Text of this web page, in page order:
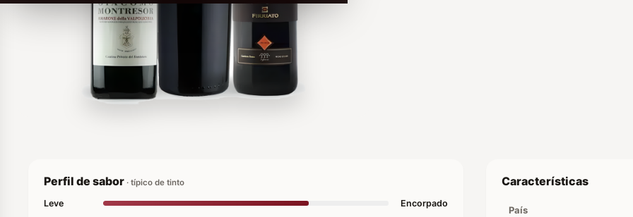
Perfil de sabor · típico de tinto
Leve
Encorpado
Características
País